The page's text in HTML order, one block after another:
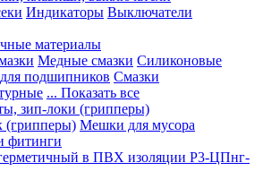
Индикаторы Выключатели
материалы
Медные смазки Силиконовые
подшипников Смазки
... Показать все
зип-локи (грипперы)
(грипперы) Мешки для мусора
фитинги
в ПВХ изоляции Р3-ЦПнг-